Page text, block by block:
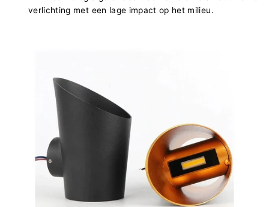
verlichting met een lage impact op het milieu.